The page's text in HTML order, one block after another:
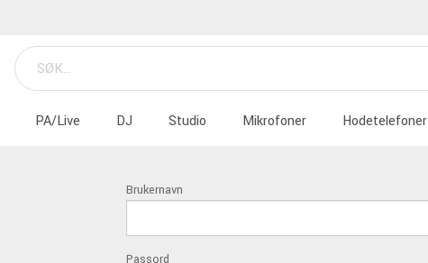
PA/Live DJ Studio Mikrofoner Hodetelefoner
Brukernavn
Passord